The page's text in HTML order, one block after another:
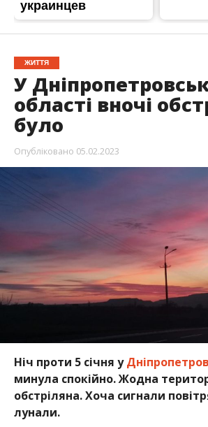
ЖИТТЯ
У
області вночі
було
Опубліковано 05.02.2023
Ніч проти 5 січня у
минула спокійно. Жодна
обстріляна. Хоча сигнали
лунали.